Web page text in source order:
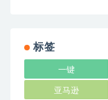
标签
一键
亚马逊